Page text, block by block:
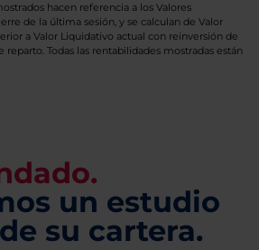
hacen referencia a los Valores
de la última sesión, y se calculan de Valor
a Valor Liquidativo actual con reinversión de
Todas las rentabilidades mostradas están
un estudio
su cartera.